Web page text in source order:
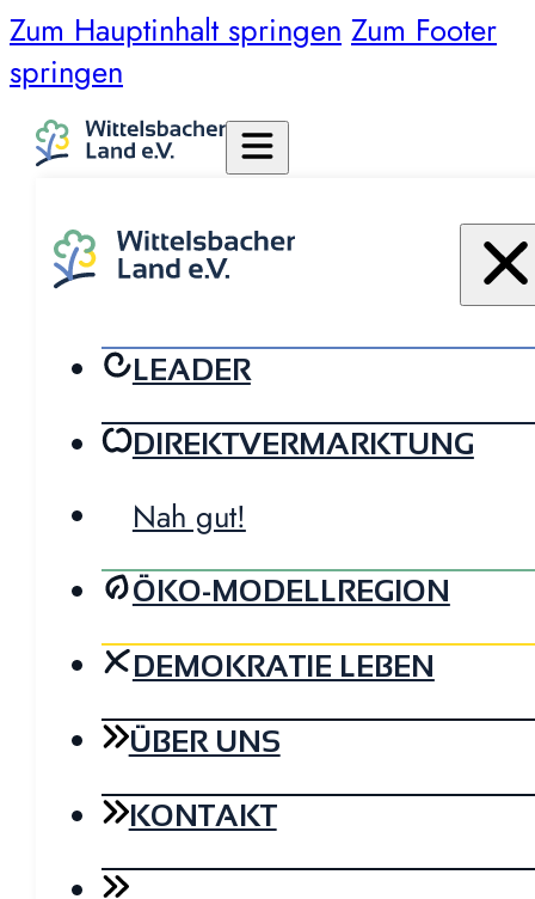
Zum Hauptinhalt springen Zum Footer
springen
LEADER
DIREKTVERMARKTUNG
Nah gut!
ÖKO-MODELLREGION
DEMOKRATIE LEBEN
ÜBER UNS
KONTAKT